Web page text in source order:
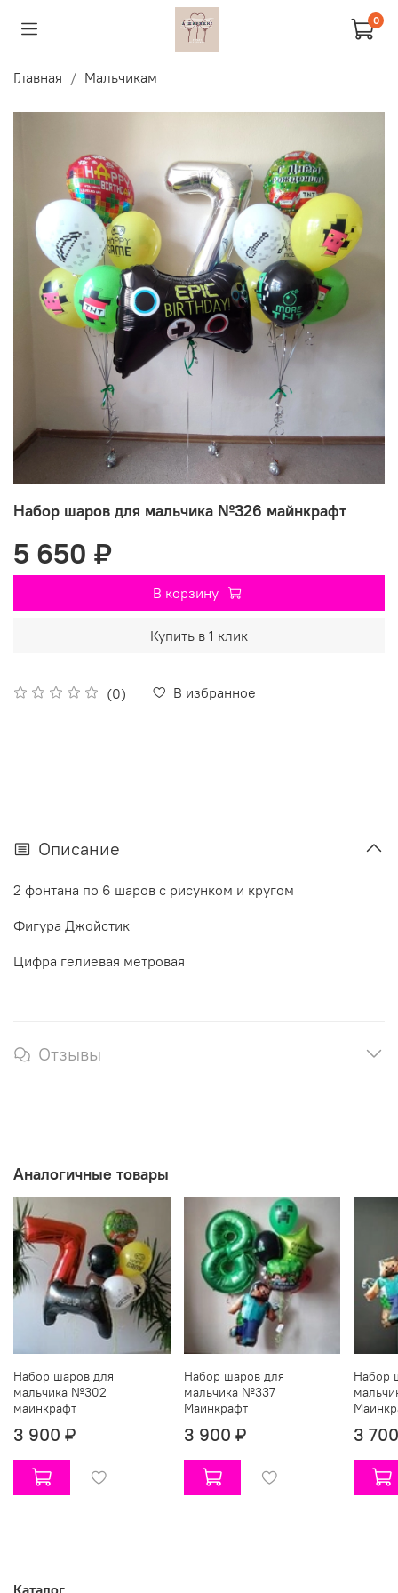
0
Главная Мальчикам
Набор шаров для мальчика №326 майнкрафт
(0) В избранное
5 650 ₽
В корзину
Купить в 1 клик
Описание
2 фонтана по 6 шаров с рисунком и кругом
Фигура Джойстик
Цифра гелиевая метровая
Отзывы
Аналогичные товары
Набор шаров для
мальчика №302
маинкрафт
3 900 ₽
Набор шаров для
мальчика №337
Маинкрафт
3 900 ₽
Набор
3